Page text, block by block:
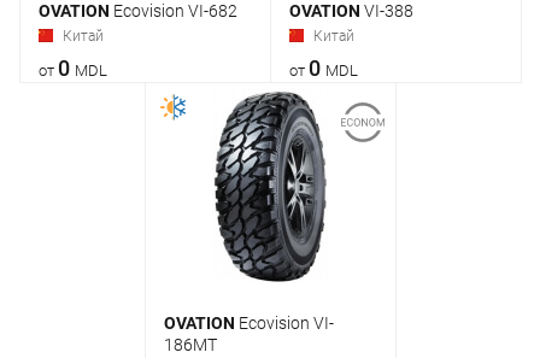
OVATION Ecovision VI-682
Китай
от 0 MDL
OVATION VI-388
Китай
от 0 MDL
OVATION Ecovision VI-
186MT